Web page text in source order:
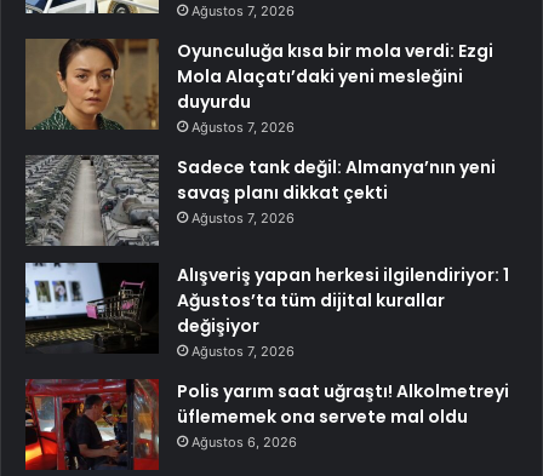
Ağustos 7, 2026
Oyunculuğa kısa bir mola verdi: Ezgi
Mola Alaçatı’daki yeni mesleğini
duyurdu
Ağustos 7, 2026
Sadece tank değil: Almanya’nın yeni
savaş planı dikkat çekti
Ağustos 7, 2026
Alışveriş yapan herkesi ilgilendiriyor: 1
Ağustos’ta tüm dijital kurallar
değişiyor
Ağustos 7, 2026
Polis yarım saat uğraştı! Alkolmetreyi
üflememek ona servete mal oldu
Ağustos 6, 2026